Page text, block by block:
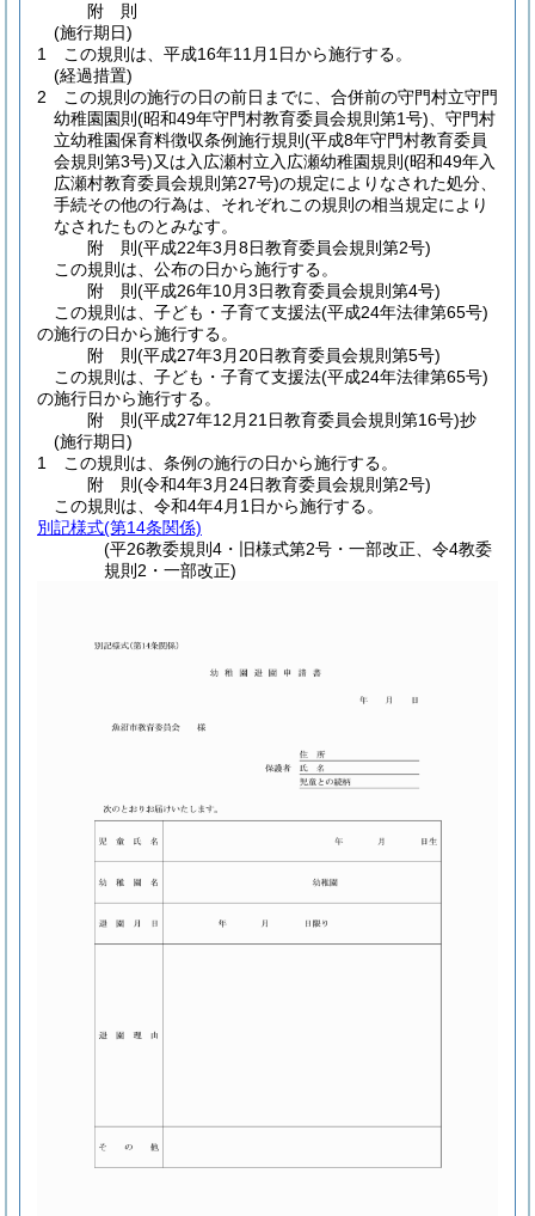
附 則
(施行期日)
1
この規則は、平成16年11月1日から施行する。
(経過措置)
2
この規則の施行の日の前日までに、合併前の守門村立守門
幼稚園園則 (昭和49年守門村教育委員会規則第1号) 、守門村
立幼稚園保育料徴収条例施行規則 (平成8年守門村教育委員
会規則第3号)又は入広瀬村立入広瀬幼稚園規則 (昭和49年入
広瀬村教育委員会規則第27号)の規定によりなされた処分、
手続その他の行為は、それぞれこの規則の相当規定により
なされたものとみなす。
附 則(平成22年3月8日教育委員会規則第2号)
この規則は、公布の日から施行する。
附 則(平成26年10月3日教育委員会規則第4号)
この規則は、子ども・子育て支援法(平成24年法律第65号)
の施行の日から施行する。
附 則(平成27年3月20日教育委員会規則第5号)
この規則は、子ども・子育て支援法(平成24年法律第65号)
の施行日から施行する。
附 則(平成27年12月21日教育委員会規則第16号)抄
(施行期日)
1
この規則は、条例の施行の日から施行する。
附 則(令和4年3月24日教育委員会規則第2号)
この規則は、令和4年4月1日から施行する。
別記様式(第14条関係)
(平26教委規則4・旧様式第2号・一部改正、令4教委
規則2・一部改正)